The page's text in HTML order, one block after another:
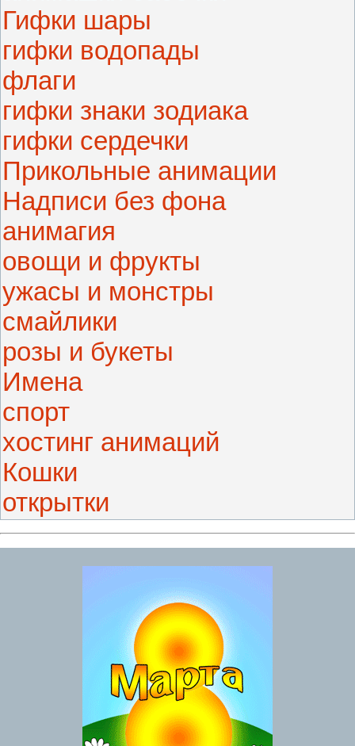
Гифки шары
гифки водопады
флаги
гифки знаки зодиака
гифки сердечки
Прикольные анимации
Надписи без фона
анимагия
овощи и фрукты
ужасы и монстры
смайлики
розы и букеты
Имена
спорт
хостинг анимаций
Кошки
открытки